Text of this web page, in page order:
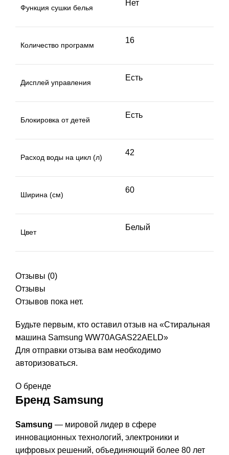
Функция сушки белья
Нет
Количество программ
16
Дисплей управления
Есть
Блокировка от детей
Есть
Расход воды на цикл (л)
42
Ширина (см)
60
Цвет
Белый
Отзывы (0)
Отзывы
Отзывов пока нет.
Будьте первым, кто оставил отзыв на «Стиральная
машина Samsung WW70AGAS22AELD»
Для отправки отзыва вам необходимо
авторизоваться.
О бренде
Бренд Samsung
Samsung — мировой лидер в сфере
инновационных технологий, электроники и
цифровых решений, объединяющий более 80 лет